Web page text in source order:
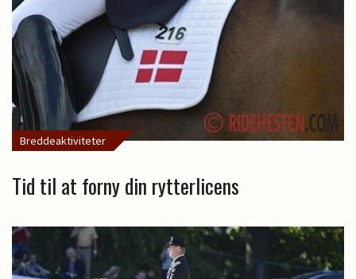
Breddeaktiviteter
Tid til at forny din rytterlicens